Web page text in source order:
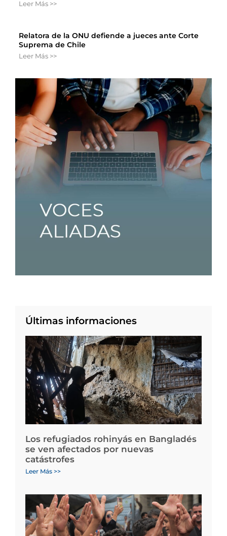
Leer Más >>
Relatora de la ONU defiende a jueces ante Corte
Suprema de Chile
Leer Más >>
Últimas informaciones
Los refugiados rohinyás en Bangladés
se ven afectados por nuevas
catástrofes
Leer Más >>